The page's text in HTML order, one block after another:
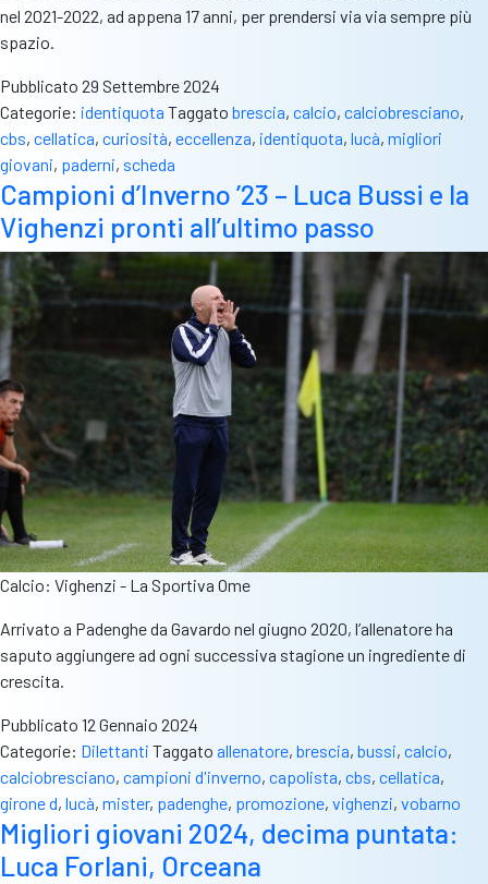
nel 2021-2022, ad appena 17 anni, per prendersi via via sempre più
spazio.
Pubblicato 29 Settembre 2024
Categorie: identiquota Taggato brescia, calcio, calciobresciano,
cbs, cellatica, curiosità, eccellenza, identiquota, lucà, migliori
giovani, paderni, scheda
Campioni d’Inverno ’23 – Luca Bussi e la
Vighenzi pronti all’ultimo passo
Calcio: Vighenzi - La Sportiva Ome
Arrivato a Padenghe da Gavardo nel giugno 2020, l’allenatore ha
saputo aggiungere ad ogni successiva stagione un ingrediente di
crescita.
Pubblicato 12 Gennaio 2024
Categorie: Dilettanti Taggato allenatore, brescia, bussi, calcio,
calciobresciano, campioni d'inverno, capolista, cbs, cellatica,
girone d, lucà, mister, padenghe, promozione, vighenzi, vobarno
Migliori giovani 2024, decima puntata:
Luca Forlani, Orceana